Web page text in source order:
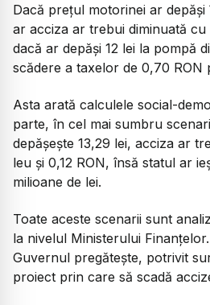
Dacă prețul motorinei ar depăși
ar acciza ar trebui diminuată
dacă ar depăși 12 lei la pompă
scădere a taxelor de 0,70 RON
Asta arată calculele social-
parte, în cel mai sumbru
depășește 13,29 lei, acciza ar
leu și 0,12 RON, însă statul ar
milioane de lei.
Toate aceste scenarii sunt
la nivelul Ministerului
Guvernul pregătește, potrivit
proiect prin care să scadă